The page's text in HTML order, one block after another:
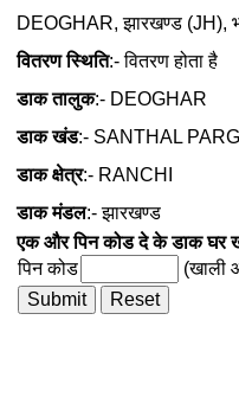
DEOGHAR, झारखण्ड (JH),
वितरण स्थिति:- वितरण होता है
डाक तालुक:- DEOGHAR
डाक खंड:- SANTHAL
डाक क्षेत्र:- RANCHI
डाक मंडल:- झारखण्ड
एक और पिन कोड दे के डाक घर
पिन कोड
(खाली